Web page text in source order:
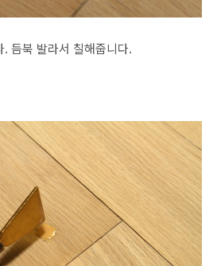
듬북 발라서 칠해줍니다.